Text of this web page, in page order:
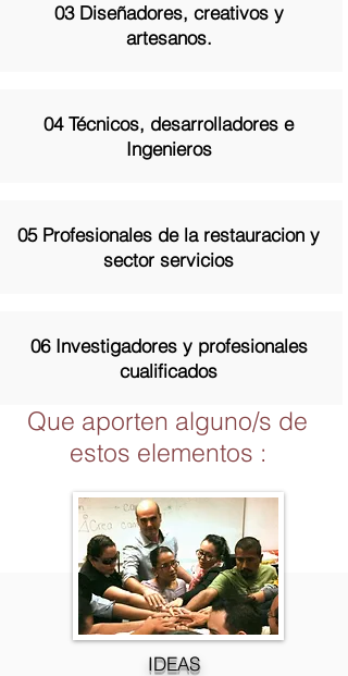
03 Diseñadores, creativos y
artesanos.
04 Técnicos, desarrolladores e
Ingenieros
05 Profesionales de la restauracion y
sector servicios
06 Investigadores y profesionales
cualificados
Que aporten alguno/s de
estos elementos :
IDEAS